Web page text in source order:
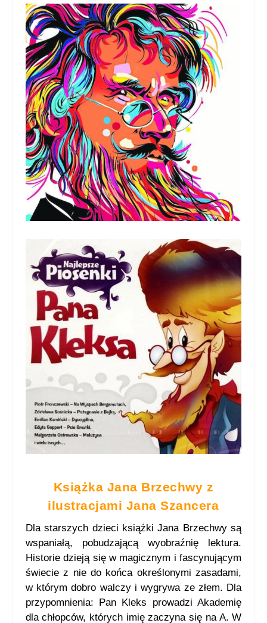
Książka Jana Brzechwy z
ilustracjami Jana Szancera
Dla starszych dzieci książki Jana Brzechwy są
wspaniałą, pobudzającą wyobraźnię lektura.
Historie dzieją się w magicznym i fascynującym
świecie z nie do końca określonymi zasadami,
w którym dobro walczy i wygrywa ze złem. Dla
przypomnienia: Pan Kleks prowadzi Akademię
dla chłopców, których imię zaczyna się na A. W